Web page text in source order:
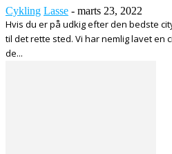
Cykling Lasse - marts 23, 2022
Hvis du er på udkig efter den bedste
til det rette sted. Vi har nemlig lavet en
de...